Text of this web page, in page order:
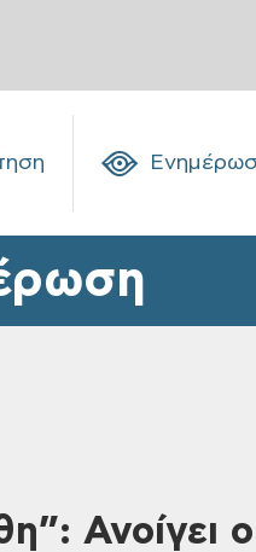
Ανοίγει